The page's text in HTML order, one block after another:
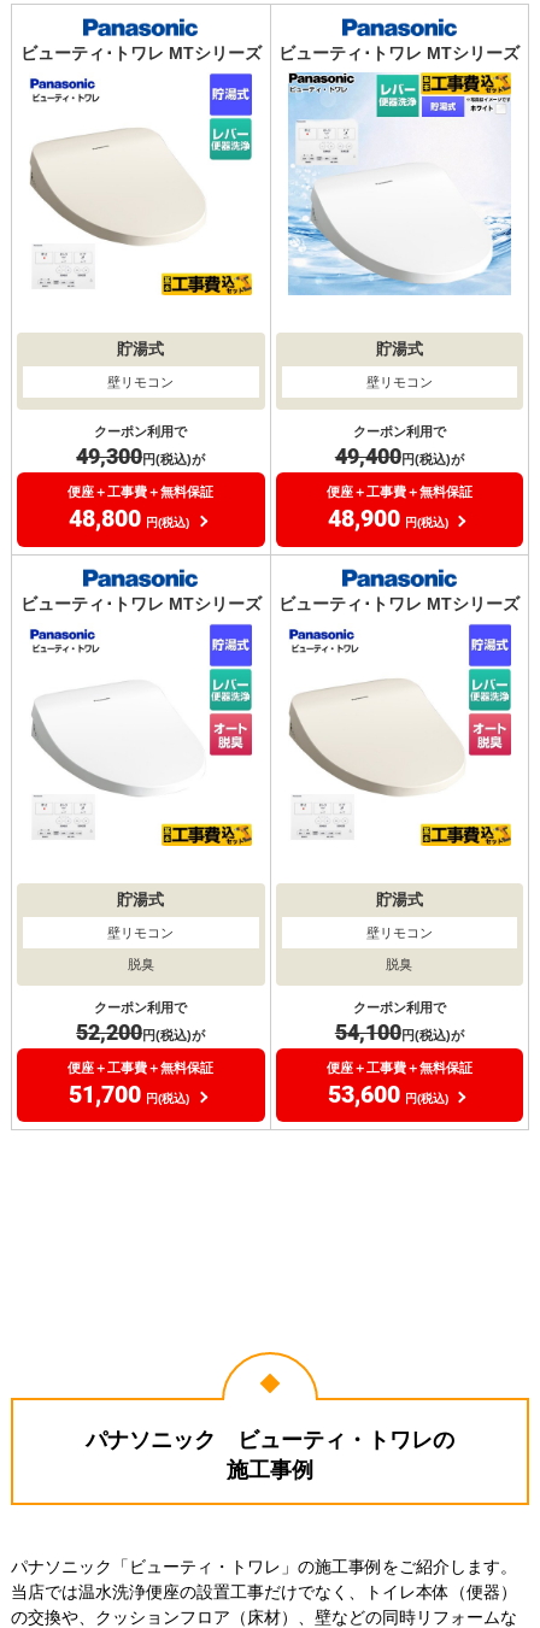
ビューティ･トワレ MTシリーズ
貯湯式
壁リモコン
クーポン利用で
49,300円(税込)が
便座＋工事費＋無料保証
48,800 円(税込)
ビューティ･トワレ MTシリーズ
貯湯式
壁リモコン
クーポン利用で
49,400円(税込)が
便座＋工事費＋無料保証
48,900 円(税込)
ビューティ･トワレ MTシリーズ
貯湯式
壁リモコン
脱臭
クーポン利用で
52,200円(税込)が
便座＋工事費＋無料保証
51,700 円(税込)
ビューティ･トワレ MTシリーズ
貯湯式
壁リモコン
脱臭
クーポン利用で
54,100円(税込)が
便座＋工事費＋無料保証
53,600 円(税込)
パナソニック ビューティ・トワレの
施工事例
パナソニック「ビューティ・トワレ」の施工事例をご紹介します。
当店では温水洗浄便座の設置工事だけでなく、トイレ本体（便器）
の交換や、クッションフロア（床材）、壁などの同時リフォームな